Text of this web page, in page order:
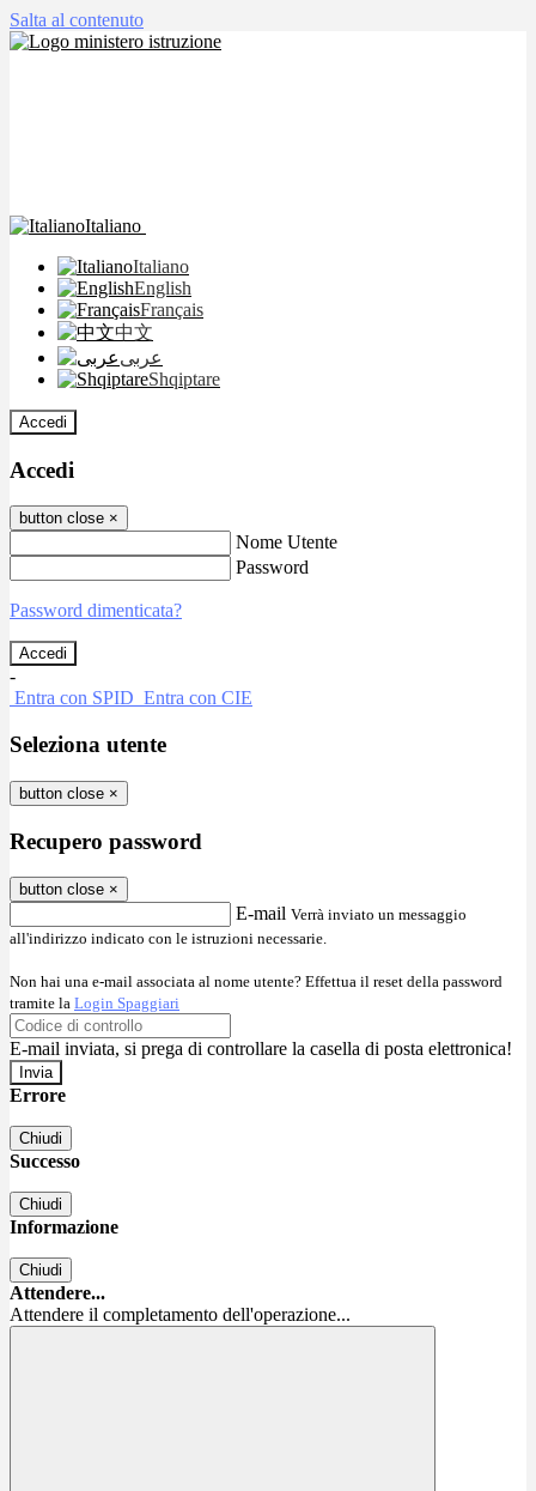
Salta al contenuto
Italiano
Italiano
English
Français
中文
عربى
Shqiptare
Accedi
Accedi
button close ×
Nome Utente
Password
Password dimenticata?
-
Entra con SPID Entra con CIE
Seleziona utente
button close ×
Recupero password
button close ×
E-mail Verrà inviato un messaggio
all'indirizzo indicato con le istruzioni necessarie.
Non hai una e-mail associata al nome utente? Effettua il reset della password
tramite la Login Spaggiari
E-mail inviata, si prega di controllare la casella di posta elettronica!
Errore
Chiudi
Successo
Chiudi
Informazione
Chiudi
Attendere...
Attendere il completamento dell'operazione...